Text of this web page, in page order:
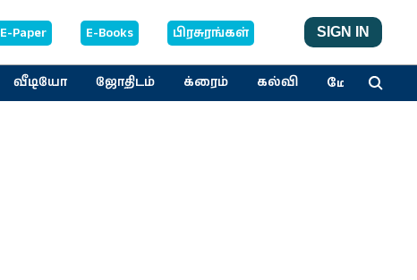
E-Paper E-Books பிரசுரங்கள் SIGN IN
வீடியோ ஜோதிடம் க்ரைம் கல்வி மேலும்